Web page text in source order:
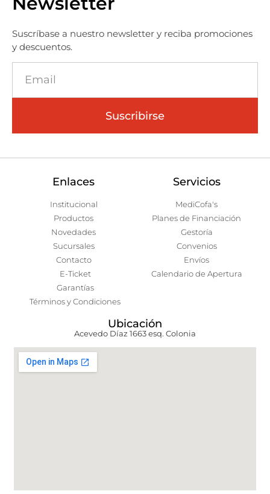
Suscríbase a nuestro newsletter y reciba promociones
y descuentos.
Suscribirse
Enlaces
Institucional
Productos
Novedades
Sucursales
Contacto
E-Ticket
Garantías
Términos y Condiciones
Servicios
MediCofa's
Planes de Financiación
Gestoría
Convenios
Envíos
Calendario de Apertura
Ubicación
Acevedo Díaz 1663 esq. Colonia